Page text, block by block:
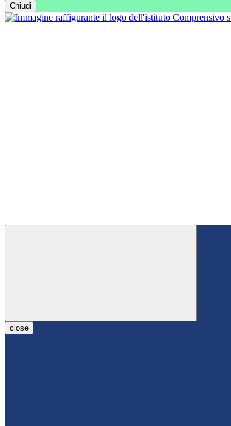
Chiudi
close